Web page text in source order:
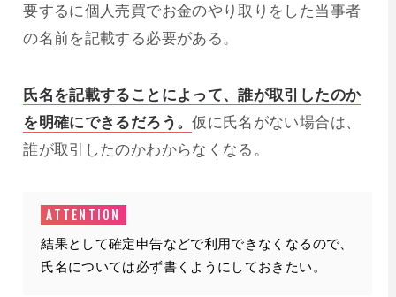
要するに個人売買でお金のやり取りをした当事者
の名前を記載する必要がある。
氏名を記載することによって、誰が取引したのか
を明確にできるだろう。仮に氏名がない場合は、
誰が取引したのかわからなくなる。
結果として確定申告などで利用できなくなるので、
氏名については必ず書くようにしておきたい。